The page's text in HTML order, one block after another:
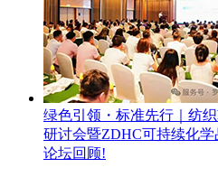
绿色引领・标准先行｜纺
研讨会暨ZDHC可持续化
论坛回顾!